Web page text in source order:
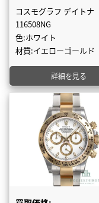
コスモグラフ デイトナ
116508NG
色:ホワイト
材質:イエローゴールド
詳細を見る